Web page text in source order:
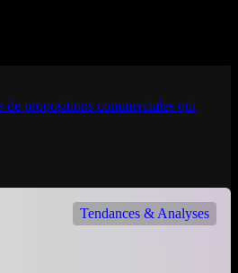
propositions commerciales qui
Tendances & Analyses